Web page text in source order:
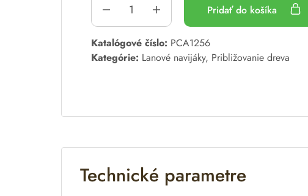
Pridať do košíka
A
l
n
t
v
Katalógové číslo: PCA1256
Kategórie: Lanové navijáky, Približovanie dreva
Technické parametre